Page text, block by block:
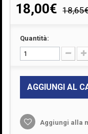
18,00€
Quantità:
AGGIUNGI AL
Aggiungi alla